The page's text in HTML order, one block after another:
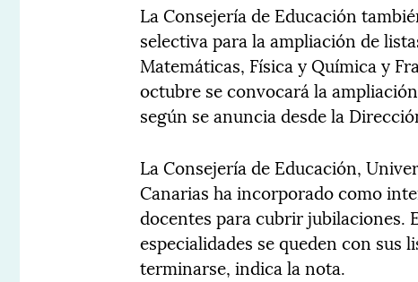
La Consejería de Educación
selectiva para la ampliación de
Matemáticas, Física y Química y
octubre se convocará la
según se anuncia desde la
La Consejería de Educación,
Canarias ha incorporado como
docentes para cubrir jubilaciones.
especialidades se queden con sus
terminarse, indica la nota.